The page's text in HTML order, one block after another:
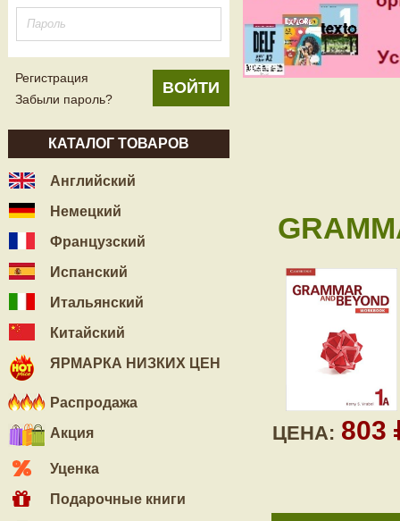
Регистрация
Забыли пароль?
КАТАЛОГ ТОВАРОВ
Английский
Немецкий
Французский
Испанский
Итальянский
Китайский
ЯРМАРКА НИЗКИХ ЦЕН
Распродажа
Акция
Уценка
Подарочные книги
ЦЕНА: 803